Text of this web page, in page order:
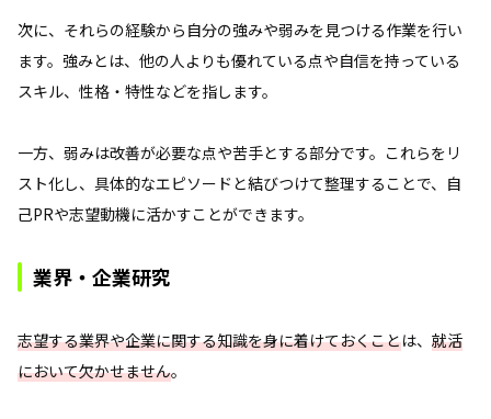
次に、それらの経験から自分の強みや弱みを見つける作業を行い
ます。強みとは、他の人よりも優れている点や自信を持っている
スキル、性格・特性などを指します。
一方、弱みは改善が必要な点や苦手とする部分です。これらをリ
スト化し、具体的なエピソードと結びつけて整理することで、自
己PRや志望動機に活かすことができます。
業界・企業研究
志望する業界や企業に関する知識を身に着けておくことは、 就活
において欠かせません。